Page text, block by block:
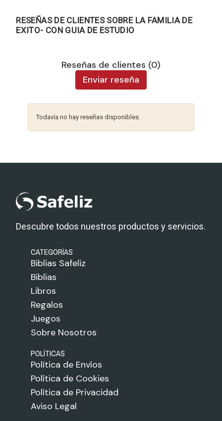
RESEÑAS DE CLIENTES SOBRE LA FAMILIA DE
EXITO- CON GUIA DE ESTUDIO
Reseñas de clientes (0)
Enviar reseña
Todavía no hay reseñas disponibles.
Descubre todos nuestros productos y servicios.
CATEGORÍAS
Biblias Safeliz
Biblias
Libros
Regalos
Juegos
Sobre Nosotros
POLÍTICAS
Política de Envíos
Política de Cookies
Política de Privacidad
Aviso Legal